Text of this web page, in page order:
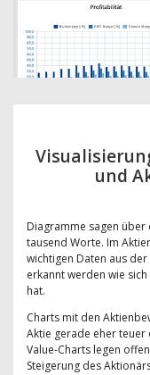
und
Diagramme sagen
tausend Worte. Im
wichtigen Daten aus
erkannt werden wie
hat.
Charts mit den
Aktie gerade eher
Value-Charts legen
Steigerung des